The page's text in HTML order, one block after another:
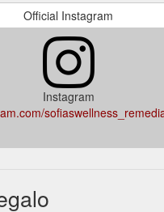
Official Instagram
Instagram